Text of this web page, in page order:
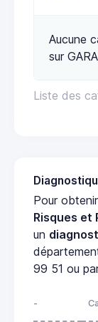
Liste des
Aucune
sur
Pour
Risques et
un
99 51 ou
-